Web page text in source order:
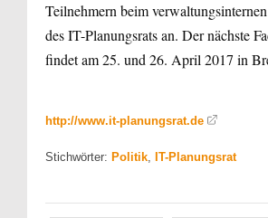
Teilnehmern beim
des IT-Planungsrats an. Der nächste
findet am 25. und 26. April 2017 in
http://www.it-planungsrat.de
Stichwörter: Politik, IT-Planungsrat